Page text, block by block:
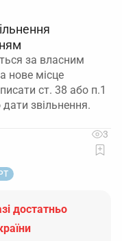
за власним
нове місце
ст. 38 або п.1
звільнення.
3
достатньо